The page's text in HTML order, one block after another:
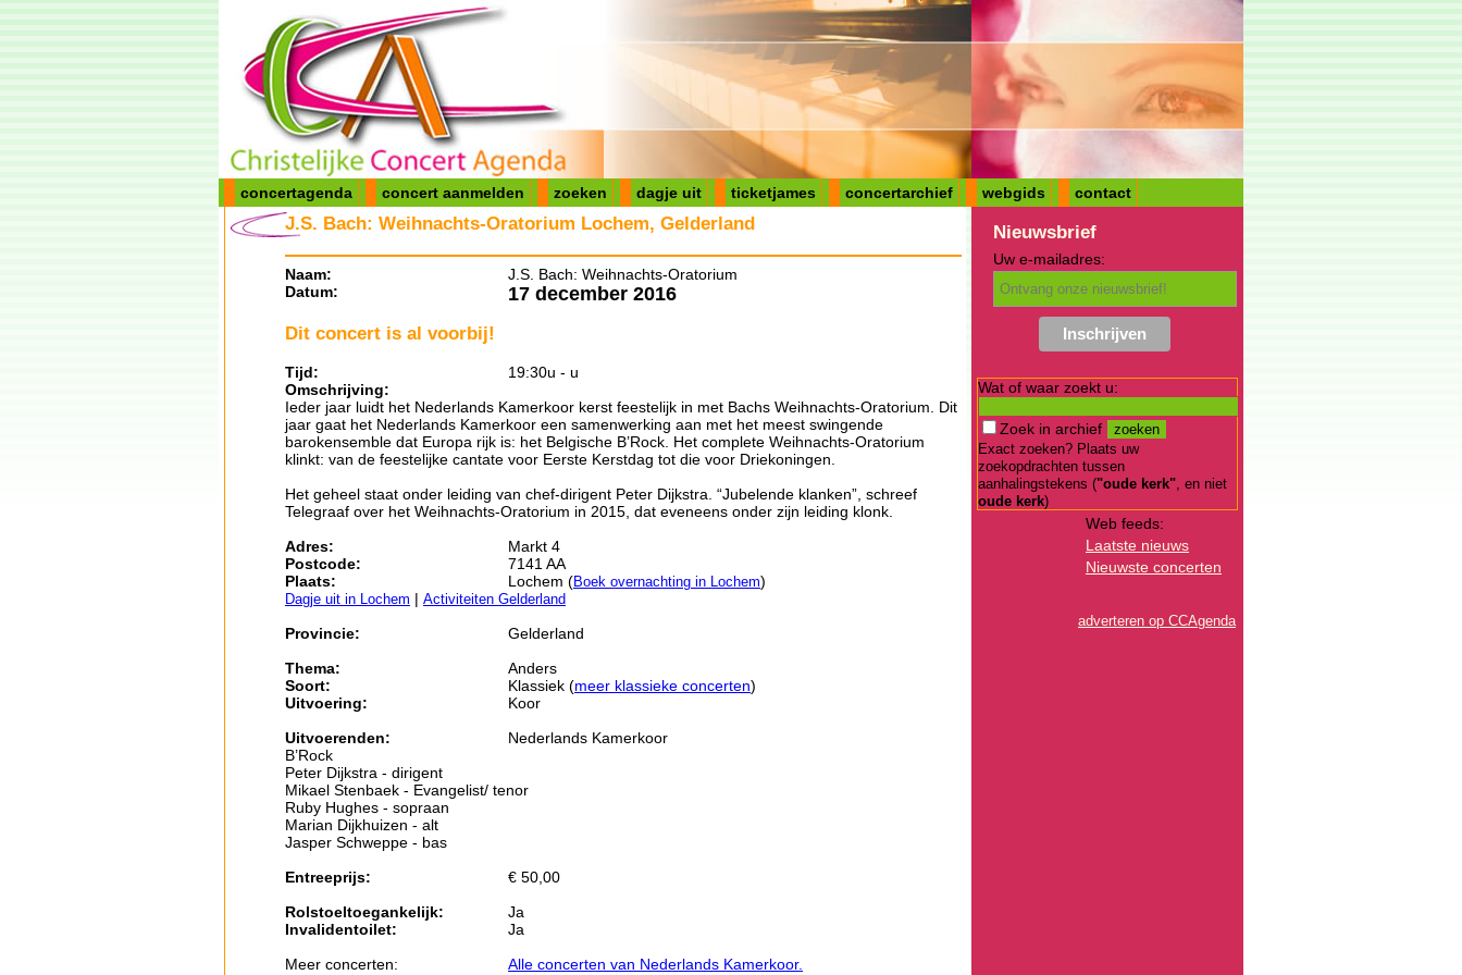
concertagenda concert aanmelden zoeken dagje uit ticketjames concertarchief webgids contact
J.S. Bach: Weihnachts-Oratorium Lochem, Gelderland
Naam:
J.S. Bach: Weihnachts-Oratorium
Datum:
17 december 2016
Dit concert is al voorbij!
Tijd:
19:30u - u
Omschrijving:
Ieder jaar luidt het Nederlands Kamerkoor kerst feestelijk in met Bachs Weihnachts-Oratorium. Dit
jaar gaat het Nederlands Kamerkoor een samenwerking aan met het meest swingende
barokensemble dat Europa rijk is: het Belgische B’Rock. Het complete Weihnachts-Oratorium
klinkt: van de feestelijke cantate voor Eerste Kerstdag tot die voor Driekoningen.
Het geheel staat onder leiding van chef-dirigent Peter Dijkstra. “Jubelende klanken”, schreef
Telegraaf over het Weihnachts-Oratorium in 2015, dat eveneens onder zijn leiding klonk.
Adres:
Markt 4
Postcode:
7141 AA
Plaats:
Lochem (Boek overnachting in Lochem)
Dagje uit in Lochem | Activiteiten Gelderland
Provincie:
Gelderland
Thema:
Anders
Soort:
Klassiek (meer klassieke concerten)
Uitvoering:
Koor
Uitvoerenden:
Nederlands Kamerkoor
B’Rock
Peter Dijkstra - dirigent
Mikael Stenbaek - Evangelist/ tenor
Ruby Hughes - sopraan
Marian Dijkhuizen - alt
Jasper Schweppe - bas
Entreeprijs:
€ 50,00
Rolstoeltoegankelijk:
Ja
Invalidentoilet:
Ja
Meer concerten:
Alle concerten van Nederlands Kamerkoor.
Nieuwsbrief
Uw e-mailadres:
Wat of waar zoekt u:
Zoek in archief
Exact zoeken? Plaats uw
zoekopdrachten tussen
aanhalingstekens ("oude kerk", en niet
oude kerk)
Web feeds:
Laatste nieuws
Nieuwste concerten
adverteren op CCAgenda